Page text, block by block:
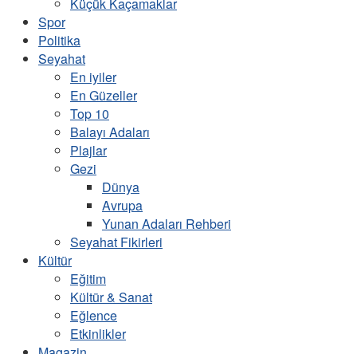
Spor
Politika
Seyahat
En iyiler
En Güzeller
Top 10
Balayı Adaları
Plajlar
Gezi
Dünya
Avrupa
Yunan Adaları Rehberi
Seyahat Fikirleri
Kültür
Eğitim
Kültür & Sanat
Eğlence
Etkinlikler